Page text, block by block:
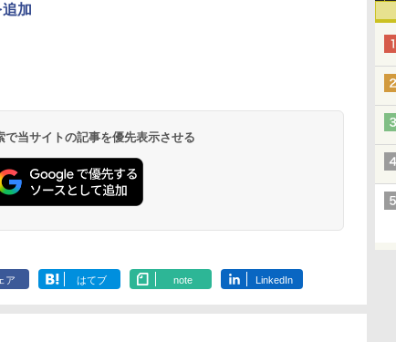
加
当サイトの記事を優先表示させる
ア はてブ note LinkedIn